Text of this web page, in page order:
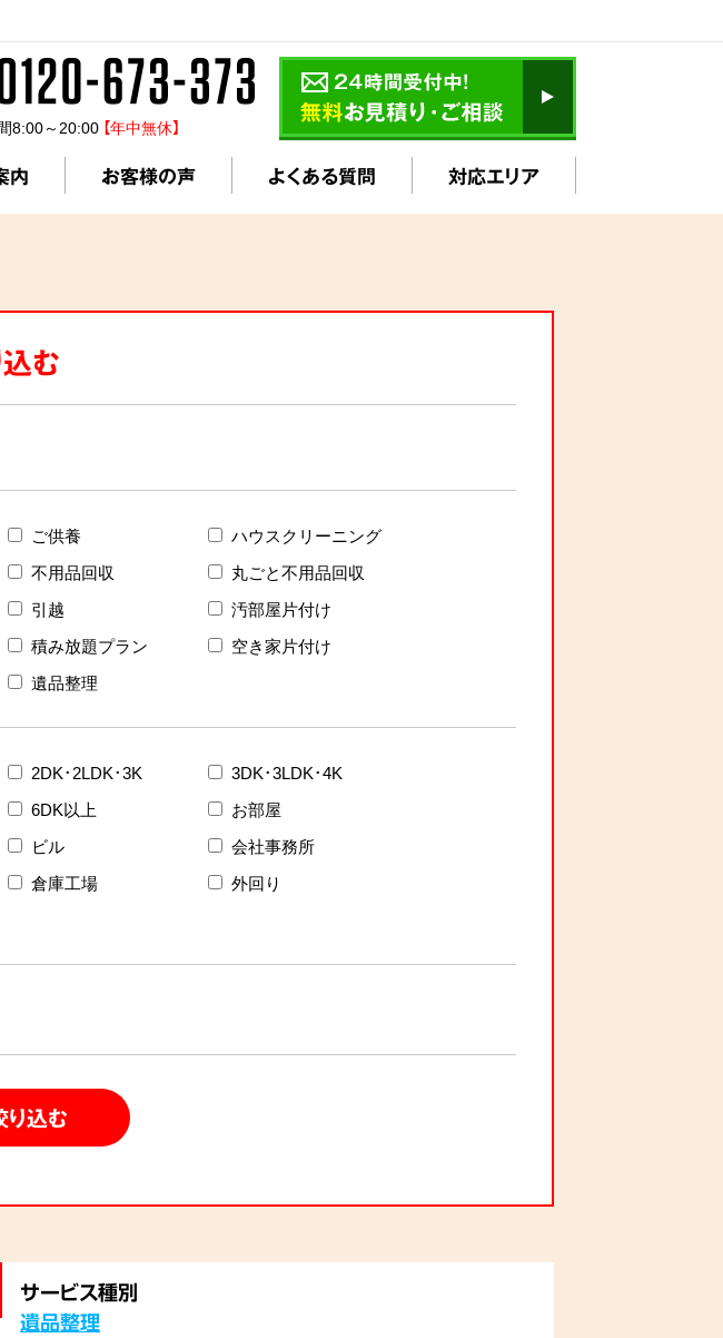
8:00～20:00 【年中無休】
内 お客様の声 よくある質問 対応エリア
む
ご供養
ハウスクリーニング
不用品回収
丸ごと不用品回収
引越
汚部屋片付け
積み放題プラン
空き家片付け
遺品整理
2DK･2LDK･3K
3DK･3LDK･4K
6DK以上
お部屋
ビル
会社事務所
倉庫工場
外回り
サービス種別
遺品整理